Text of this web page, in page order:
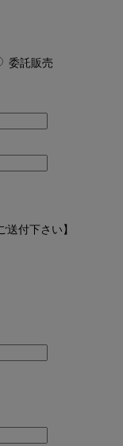
委託販売
送付下さい】